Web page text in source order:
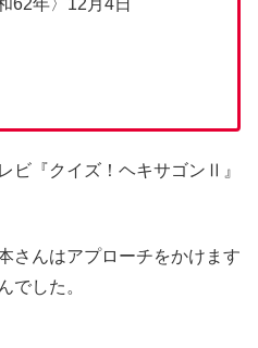
ビ『クイズ！ヘキサゴンⅡ』
さんはアプローチをかけます
でした。